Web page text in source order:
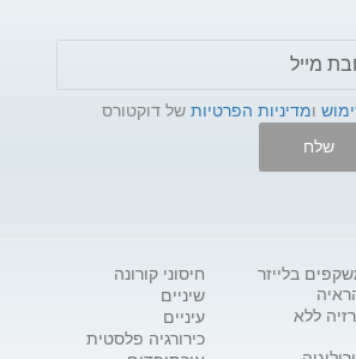
ומדיניות הפרטיות של דוקטורס
שלח
בלייזר
ללא
חיסוני קורונה
שיניים
עיניים
כירורגיה פלסטית